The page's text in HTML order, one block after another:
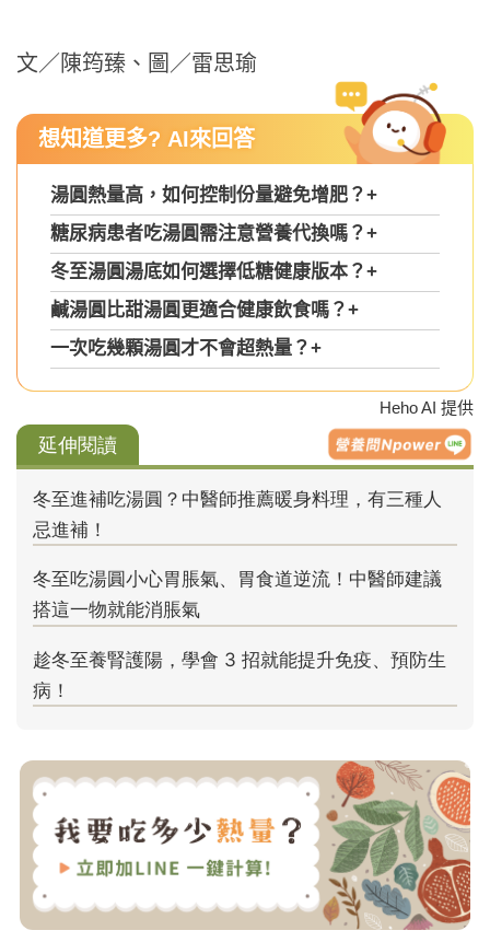
文／陳筠臻、圖／雷思瑜
想知道更多? AI來回答
湯圓熱量高，如何控制份量避免增肥？+
糖尿病患者吃湯圓需注意營養代換嗎？+
冬至湯圓湯底如何選擇低糖健康版本？+
鹹湯圓比甜湯圓更適合健康飲食嗎？+
一次吃幾顆湯圓才不會超熱量？+
Heho AI 提供